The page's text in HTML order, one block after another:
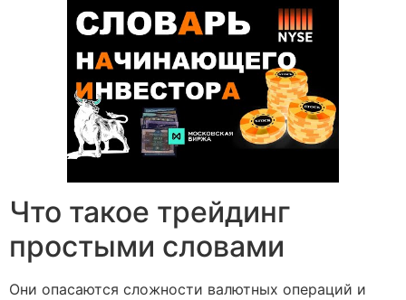
Что такое трейдинг
простыми словами
Они опасаются сложности валютных операций и